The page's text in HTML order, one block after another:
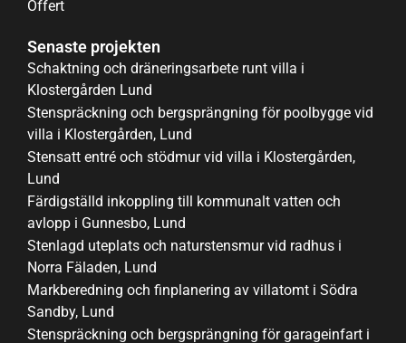
Offert
Senaste projekten
Schaktning och dräneringsarbete runt villa i
Klostergården Lund
Stenspräckning och bergsprängning för poolbygge vid
villa i Klostergården, Lund
Stensatt entré och stödmur vid villa i Klostergården,
Lund
Färdigställd inkoppling till kommunalt vatten och
avlopp i Gunnesbo, Lund
Stenlagd uteplats och naturstensmur vid radhus i
Norra Fäladen, Lund
Markberedning och finplanering av villatomt i Södra
Sandby, Lund
Stenspräckning och bergsprängning för garageinfart i